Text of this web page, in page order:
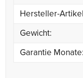
Hersteller-
Gewicht:
Garantie Monate: